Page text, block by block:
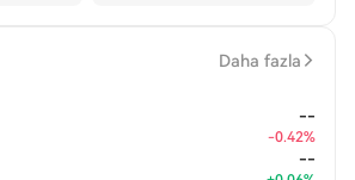
Daha fazla
--
-0.42%
--